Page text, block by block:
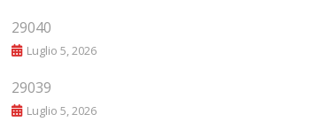
29040
Luglio 5, 2026
29039
Luglio 5, 2026